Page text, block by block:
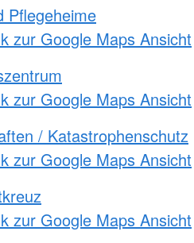
Pflegeheime
zur Google Maps Ansicht
zur Google Maps Ansicht
/ Katastrophenschutz
zur Google Maps Ansicht
zur Google Maps Ansicht